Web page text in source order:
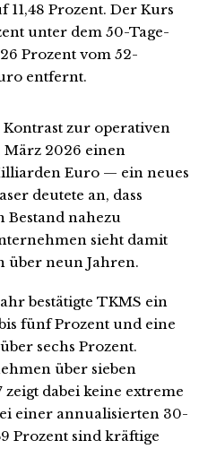
Prozent. Der Kurs
unter dem 50-Tage-
Prozent vom 52-
entfernt.
zur operativen
März 2026 einen
Euro — ein neues
deutete an, dass
Bestand nahezu
sieht damit
über neun Jahren.
bestätigte TKMS ein
fünf Prozent und eine
sechs Prozent.
über sieben
zeigt dabei keine extreme
einer annualisierten 30-
Prozent sind kräftige